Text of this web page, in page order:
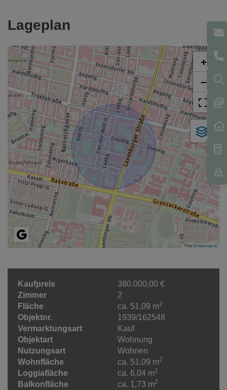
Lageplan
+
−
Tiles ©basemap.at
Kaufpreis
380.000,00 €
Zimmer
2
Fläche
ca. 51,09 m2
Objektnr.
1939/162548
Vermarktungsart
Kauf
Objektart
Wohnung
Nutzungsart
Wohnen
Wohnfläche
ca. 51,09 m2
Loggiafläche ca. 6,04 m2
Balkonfläche ca. 1,73 m2